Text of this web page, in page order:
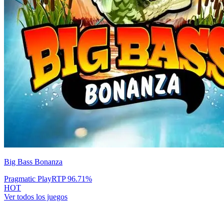
Big Bass Bonanza
Pragmatic PlayRTP96.71%
HOT
Ver todos los juegos